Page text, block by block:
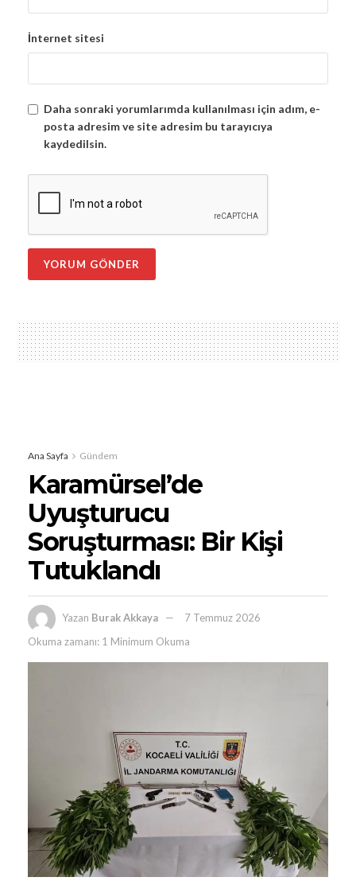
İnternet sitesi
Daha sonraki yorumlarımda kullanılması için adım, e-
posta adresim ve site adresim bu tarayıcıya
kaydedilsin.
Ana Sayfa Gündem
Karamürsel’de
Uyuşturucu
Soruşturması: Bir Kişi
Tutuklandı
Yazan Burak Akkaya
7 Temmuz 2026
Okuma zamanı: 1 Minimum Okuma